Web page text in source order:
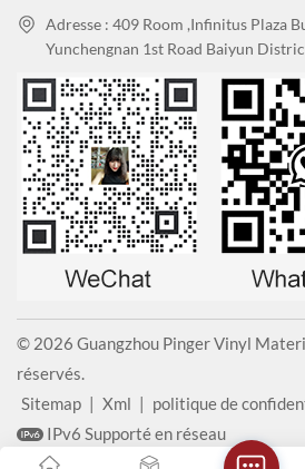
Adresse : 409 Room ,Infinitus Plaza
Yunchengnan 1st Road Baiyun
© 2026 Guangzhou Pinger Vinyl
réservés.
Sitemap | Xml | politique de
IPv6 Supporté en réseau